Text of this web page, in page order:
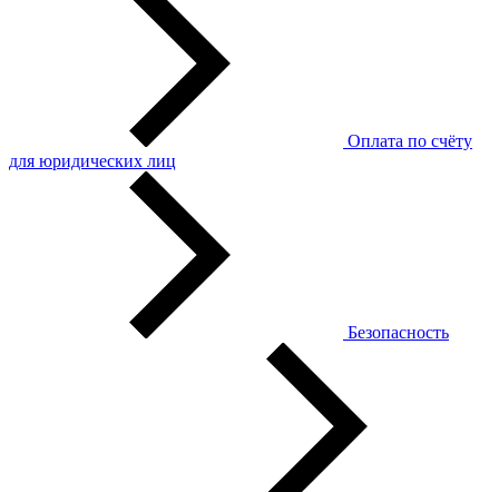
Оплата по счёту
для юридических лиц
Безопасность